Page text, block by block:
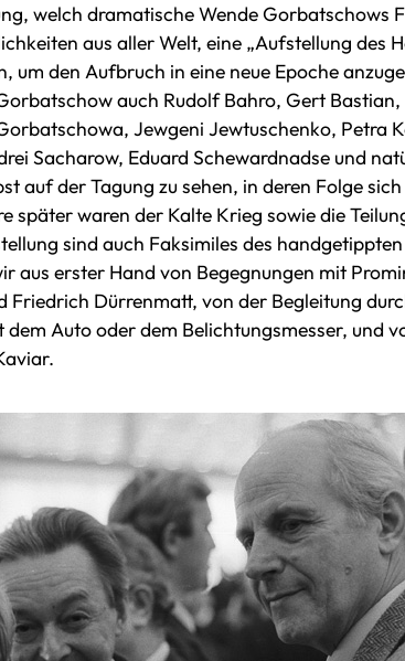
welch dramatische Wende Gorbatschows
aus aller Welt, eine „Aufstellung des
um den Aufbruch in eine neue Epoche
auch Rudolf Bahro, Gert
Jewgeni Jewtuschenko, Petra
Sacharow, Eduard Schewardnadse und
auf der Tagung zu sehen, in deren Folge
später waren der Kalte Krieg sowie die
sind auch Faksimiles des
aus erster Hand von Begegnungen mit
Dürrenmatt, von der Begleitung
Auto oder dem Belichtungsmesser, und